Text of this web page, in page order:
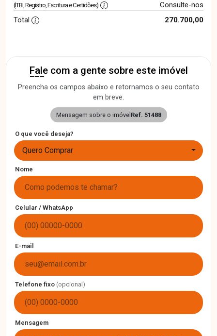
(ITBI, Registro, Escritura e Certidões)
Consulte-nos
Total
270.700,00
Fale com a gente sobre este imóvel
Preencha os campos abaixo e retornamos o seu contato
em breve.
Mensagem sobre o imóvelRef. 51488
O que você deseja?
Quero Comprar
Nome
Celular / WhatsApp
E-mail
Telefone fixo (opcional)
Mensagem